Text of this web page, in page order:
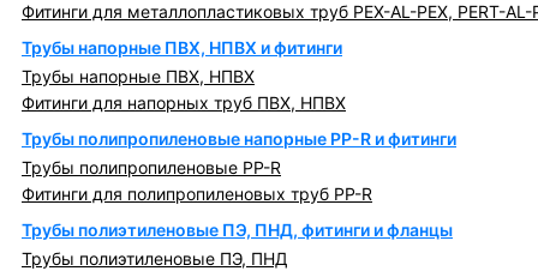
Фитинги для металлопластиковых труб PEX-AL-PEX, PERT-AL-
Трубы напорные ПВХ, НПВХ и фитинги
Трубы напорные ПВХ, НПВХ
Фитинги для напорных труб ПВХ, НПВХ
Трубы полипропиленовые напорные PP-R и фитинги
Трубы полипропиленовые PP-R
Фитинги для полипропиленовых труб PP-R
Трубы полиэтиленовые ПЭ, ПНД, фитинги и фланцы
Трубы полиэтиленовые ПЭ, ПНД